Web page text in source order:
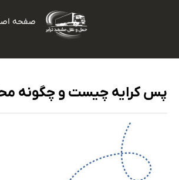
صفحه
پس کرایه چیست و چگونه